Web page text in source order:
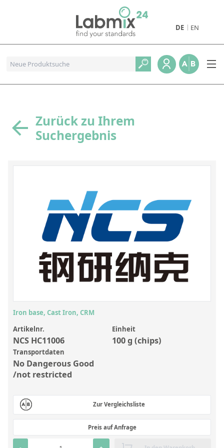
DE EN
Referenzstandards für die Industrie und Geologie
Referenzstandards für die Umweltanalytik
Organische Referenzstandards
Anorganische Referenzstandards
Laborvergleichsuntersuchungen (LVU/PT)
Laborbedarf und Verbrauchsmaterialien
Sonstige Standards
Custom-Made
Übersicht: Kundenspezifische Standards
Anorganische wässrige Kundenmischungen
Organische Analyten | Rückstandsanalytik
Metallstandards | Setting Up Samples (SUS)
Kundenspezifische Polymerstandards
Pharmazeutische und organische Kundensynthesen
Zurück zu Ihrem
Suchergebnis
Iron base, Cast Iron, CRM
Artikelnr.
NCS HC11006
Einheit
100 g (chips)
Transportdaten
No Dangerous Good
/not restricted
Zur Vergleichsliste
Preis auf Anfrage